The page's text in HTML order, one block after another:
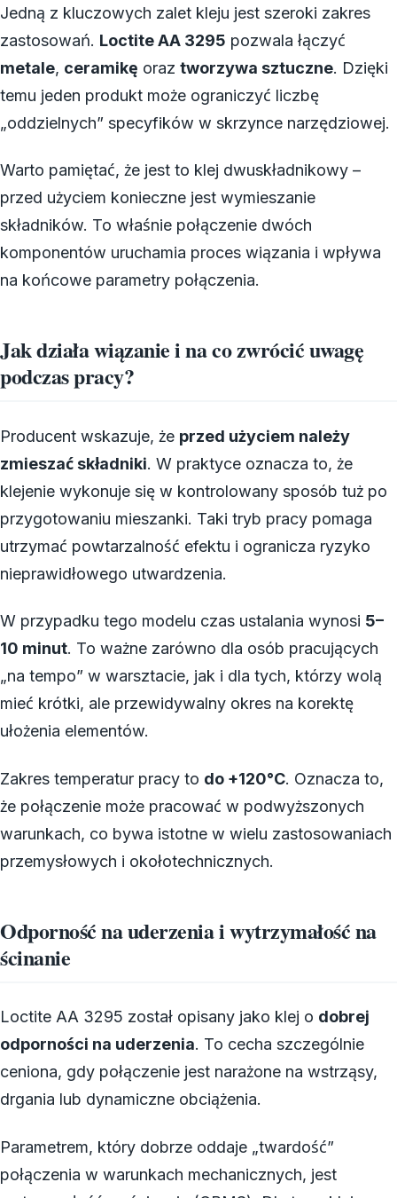
Jedną z kluczowych zalet kleju jest szeroki zakres
zastosowań. Loctite AA 3295 pozwala łączyć
metale, ceramikę oraz tworzywa sztuczne. Dzięki
temu jeden produkt może ograniczyć liczbę
„oddzielnych” specyfików w skrzynce narzędziowej.
Warto pamiętać, że jest to klej dwuskładnikowy –
przed użyciem konieczne jest wymieszanie
składników. To właśnie połączenie dwóch
komponentów uruchamia proces wiązania i wpływa
na końcowe parametry połączenia.
Jak działa wiązanie i na co zwrócić uwagę
podczas pracy?
Producent wskazuje, że przed użyciem należy
zmieszać składniki. W praktyce oznacza to, że
klejenie wykonuje się w kontrolowany sposób tuż po
przygotowaniu mieszanki. Taki tryb pracy pomaga
utrzymać powtarzalność efektu i ogranicza ryzyko
nieprawidłowego utwardzenia.
W przypadku tego modelu czas ustalania wynosi 5–
10 minut. To ważne zarówno dla osób pracujących
„na tempo” w warsztacie, jak i dla tych, którzy wolą
mieć krótki, ale przewidywalny okres na korektę
ułożenia elementów.
Zakres temperatur pracy to do +120°C. Oznacza to,
że połączenie może pracować w podwyższonych
warunkach, co bywa istotne w wielu zastosowaniach
przemysłowych i okołotechnicznych.
Odporność na uderzenia i wytrzymałość na
ścinanie
Loctite AA 3295 został opisany jako klej o dobrej
odporności na uderzenia. To cecha szczególnie
ceniona, gdy połączenie jest narażone na wstrząsy,
drgania lub dynamiczne obciążenia.
Parametrem, który dobrze oddaje „twardość”
połączenia w warunkach mechanicznych, jest